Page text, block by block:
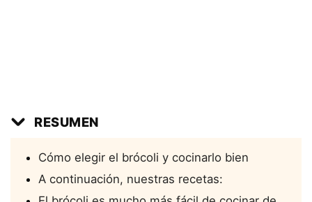
RESUMEN
Cómo elegir el brócoli y cocinarlo bien
A continuación, nuestras recetas: